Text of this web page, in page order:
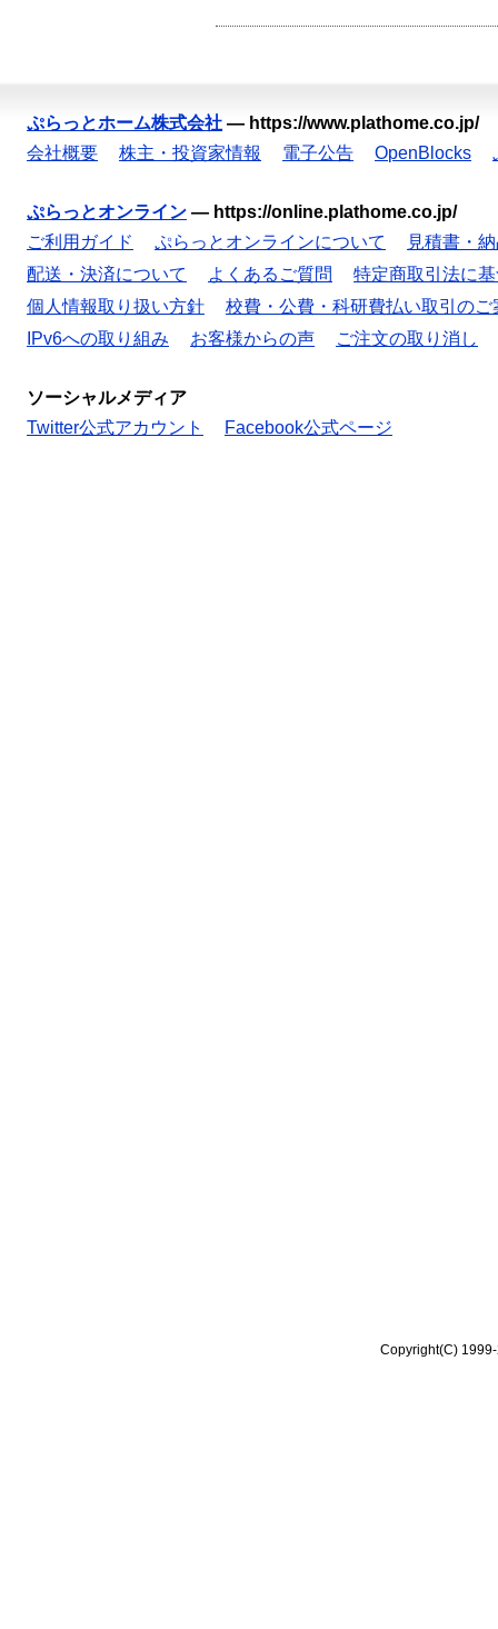
ぷらっとホーム株式会社 — https://www.plathome.co.jp/
会社概要
株主・投資家情報 電子公告 OpenBlocks
ぷらっとオンライン — https://online.plathome.co.jp/
ご利用ガイド
ぷらっとオンラインについて
見積書・
配送・決済について
よくあるご質問
特定商取引法に
個人情報取り扱い方針
校費・公費・科研費払い取引のご
IPv6への取り組み
お客様からの声 ご注文の取り消し
ソーシャルメディア
Twitter公式アカウント
Facebook公式ページ
Copyright(C)